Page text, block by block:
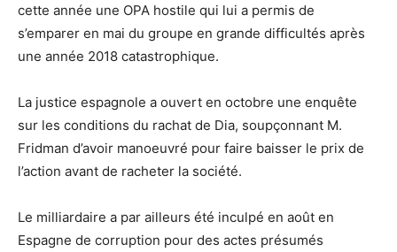
cette année une OPA hostile qui lui a permis de
s’emparer en mai du groupe en grande difficultés après
une année 2018 catastrophique.
La justice espagnole a ouvert en octobre une enquête
sur les conditions du rachat de Dia, soupçonnant M.
Fridman d’avoir manoeuvré pour faire baisser le prix de
l’action avant de racheter la société.
Le milliardaire a par ailleurs été inculpé en août en
Espagne de corruption pour des actes présumés